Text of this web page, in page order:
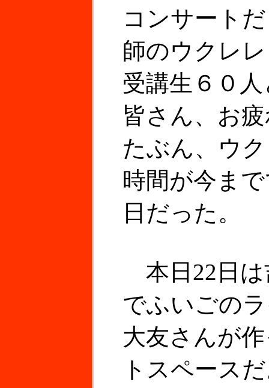
コンサート
師のウクレ
受講生６０
皆さん、お
たぶん、ウ
時間が今ま
日だった。
本日22日は
でふいごの
大友さんが
トスペース